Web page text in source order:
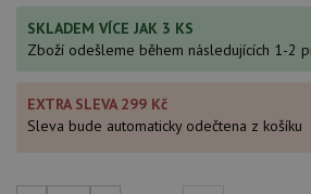
SKLADEM VÍCE JAK 3 KS
Zboží odešleme během následujících 1-2
EXTRA SLEVA 299 Kč
Sleva bude automaticky odečtena z košíku